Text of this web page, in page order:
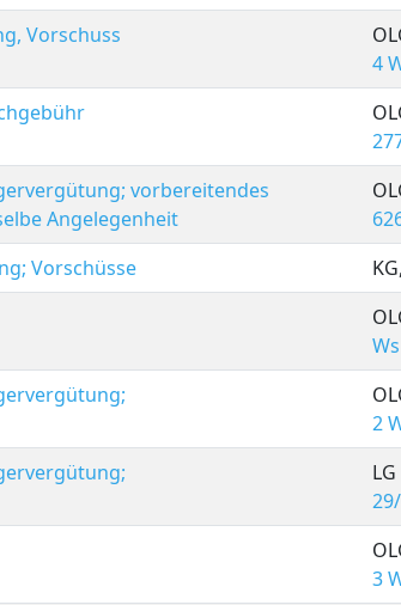
Vorschuss
4
vorbereitendes
Angelegenheit
Vorschüsse
2
3